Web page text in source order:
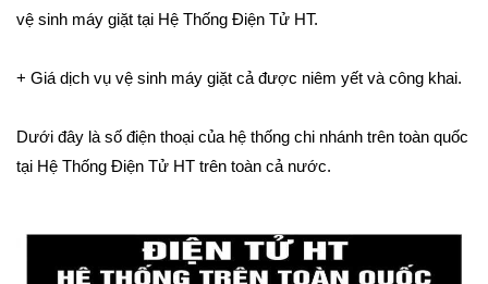
vệ sinh máy giặt tại Hệ Thống Điện Tử HT.
+ Giá dịch vụ vệ sinh máy giặt cả được niêm yết và công khai.
Dưới đây là số điện thoại của hệ thống chi nhánh trên toàn quốc
tại Hệ Thống Điện Tử HT trên toàn cả nước.